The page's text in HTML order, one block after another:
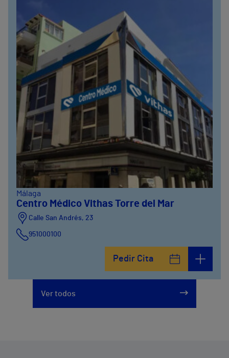
Málaga
Centro Médico Vithas Torre del Mar
Calle San Andrés, 23
951000100
Pedir Cita
Ver todos